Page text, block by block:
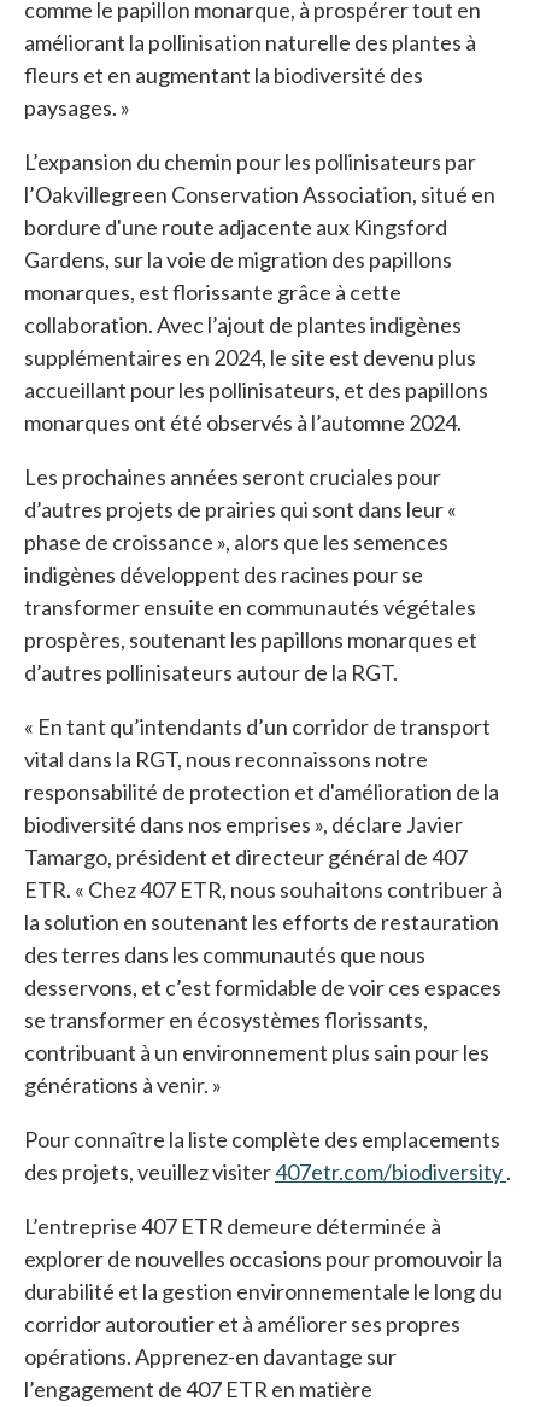
comme le papillon monarque, à prospérer tout en
améliorant la pollinisation naturelle des plantes à
fleurs et en augmentant la biodiversité des
paysages. »
L’expansion du chemin pour les pollinisateurs par
l’Oakvillegreen Conservation Association, situé en
bordure d'une route adjacente aux Kingsford
Gardens, sur la voie de migration des papillons
monarques, est florissante grâce à cette
collaboration. Avec l’ajout de plantes indigènes
supplémentaires en 2024, le site est devenu plus
accueillant pour les pollinisateurs, et des papillons
monarques ont été observés à l’automne 2024.
Les prochaines années seront cruciales pour
d’autres projets de prairies qui sont dans leur «
phase de croissance », alors que les semences
indigènes développent des racines pour se
transformer ensuite en communautés végétales
prospères, soutenant les papillons monarques et
d’autres pollinisateurs autour de la RGT.
« En tant qu’intendants d’un corridor de transport
vital dans la RGT, nous reconnaissons notre
responsabilité de protection et d'amélioration de la
biodiversité dans nos emprises », déclare Javier
Tamargo, président et directeur général de 407
ETR. « Chez 407 ETR, nous souhaitons contribuer à
la solution en soutenant les efforts de restauration
des terres dans les communautés que nous
desservons, et c’est formidable de voir ces espaces
se transformer en écosystèmes florissants,
contribuant à un environnement plus sain pour les
générations à venir. »
Pour connaître la liste complète des emplacements
des projets, veuillez visiter407etr.com/biodiversity.
L’entreprise 407 ETR demeure déterminée à
explorer de nouvelles occasions pour promouvoir la
durabilité et la gestion environnementale le long du
corridor autoroutier et à améliorer ses propres
opérations. Apprenez-en davantage sur
l’engagement de 407 ETR en matière